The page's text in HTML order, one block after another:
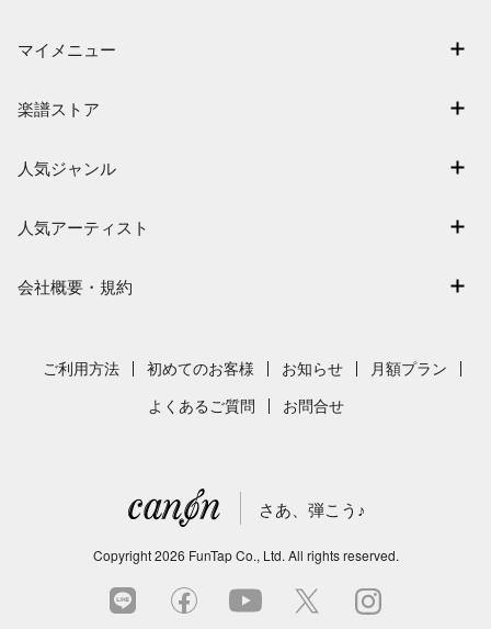
マイメニュー
退会はこちら
楽譜ストア
難易度別に探す
まもなく配信
人気ジャンル
保育
発表会
人気アーティスト
新沢としひこ
会社概要・規約
採用情報
サイトマップ
ご利用方法 初めてのお客様 お知らせ 月額プラン
よくあるご質問 お問合せ
さあ、弾こう♪
Copyright2026 FunTap Co., Ltd. All rights reserved.